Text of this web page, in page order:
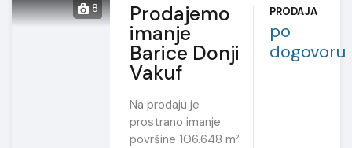
8 Prodajemo
imanje
Barice Donji
Vakuf
Na prodaju je
prostrano imanje
površine 106.648 m²
PRODAJA
po
dogovoru